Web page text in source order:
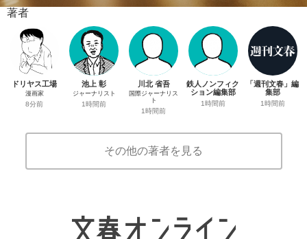
著者
ドリヤス工場
漫画家
8分前
池上 彰
ジャーナリスト
1時間前
川北 省吾
国際ジャーナリス
ト
1時間前
鉄人ノンフィク
ション編集部
1時間前
「週刊文春」編
集部
1時間前
その他の著者を見る